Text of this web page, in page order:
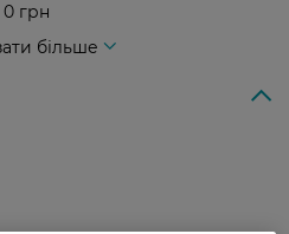
0 грн
більше